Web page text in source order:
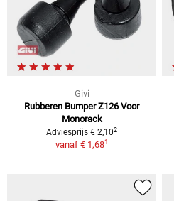
Givi
Rubberen Bumper Z126 Voor
Monorack
Adviesprijs € 2,102
vanaf € 1,681